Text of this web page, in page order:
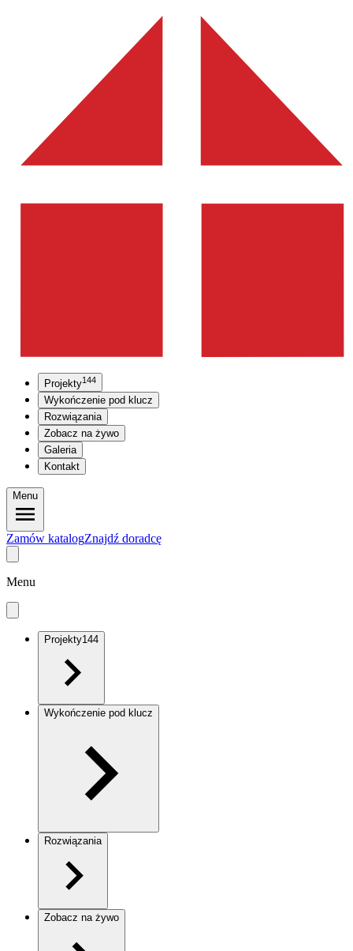
Projekty144
Wykończenie pod klucz
Rozwiązania
Zobacz na żywo
Galeria
Kontakt
Menu
Zamów katalogZnajdź doradcę
Menu
Projekty144
Wykończenie pod klucz
Rozwiązania
Zobacz na żywo